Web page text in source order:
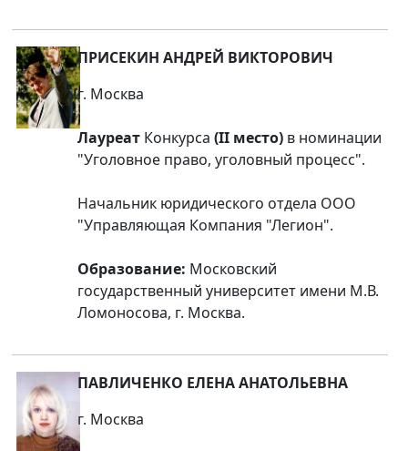
ПРИСЕКИН АНДРЕЙ ВИКТОРОВИЧ
г. Москва
Лауреат Конкурса (II место) в номинации
"Уголовное право, уголовный процесс".
Начальник юридического отдела ООО
"Управляющая Компания "Легион".
Образование: Московский
государственный университет имени М.В.
Ломоносова, г. Москва.
ПАВЛИЧЕНКО ЕЛЕНА АНАТОЛЬЕВНА
г. Москва